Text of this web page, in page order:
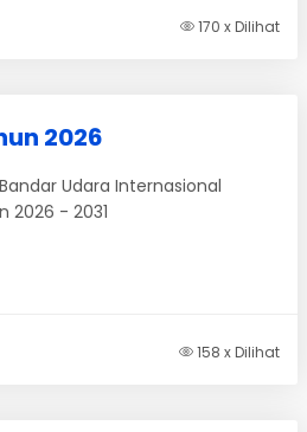
170 x Dilihat
2026
Udara Internasional
2026 - 2031
158 x Dilihat